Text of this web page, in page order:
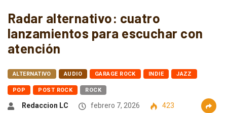
Radar alternativo: cuatro
lanzamientos para escuchar con
atención
ALTERNATIVO AUDIO GARAGE ROCK INDIE JAZZ
POP POST ROCK ROCK
Redaccion LC febrero 7, 2026 423